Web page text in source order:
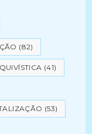
(82)
(41)
(53)